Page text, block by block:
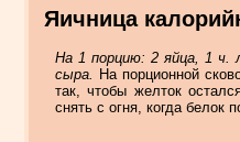
Яичница
На 1 порцию: 2 яйца, 1 ч.
сыра. На порционной
так, чтобы желток
снять с огня, когда белок